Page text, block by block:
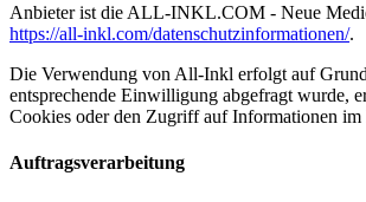
Anbieter ist die ALL-INKL.COM - Neue
https://all-inkl.com/datenschutzinformationen/.
Die Verwendung von All-Inkl erfolgt auf
entsprechende Einwilligung abgefragt wurde,
Cookies oder den Zugriff auf Informationen
Auftragsverarbeitung